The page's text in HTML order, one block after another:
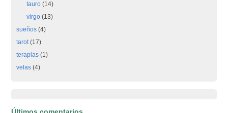
tauro (14)
virgo (13)
sueños (4)
tarot(17)
terapias (1)
velas (4)